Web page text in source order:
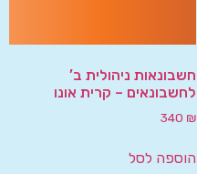
חשבונאות ניהולית ב’
לחשבונאים – קרית אונו
340 ₪
הוספה לסל